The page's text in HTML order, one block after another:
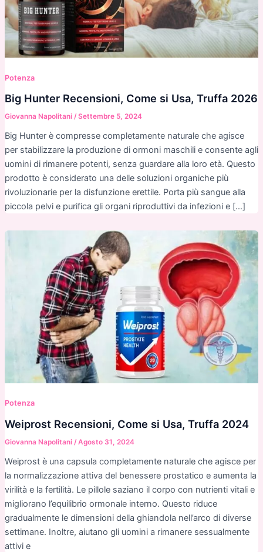
Potenza
Big Hunter Recensioni, Come si Usa, Truffa 2026
Giovanna Napolitani /Settembre 5, 2024
Big Hunter è compresse completamente naturale che agisce
per stabilizzare la produzione di ormoni maschili e consente agli
uomini di rimanere potenti, senza guardare alla loro età. Questo
prodotto è considerato una delle soluzioni organiche più
rivoluzionarie per la disfunzione erettile. Porta più sangue alla
piccola pelvi e purifica gli organi riproduttivi da infezioni e […]
Potenza
Weiprost Recensioni, Come si Usa, Truffa 2024
Giovanna Napolitani /Agosto 31, 2024
Weiprost è una capsula completamente naturale che agisce per
la normalizzazione attiva del benessere prostatico e aumenta la
virilità e la fertilità. Le pillole saziano il corpo con nutrienti vitali e
migliorano l’equilibrio ormonale interno. Questo riduce
gradualmente le dimensioni della ghiandola nell’arco di diverse
settimane. Inoltre, aiutano gli uomini a rimanere sessualmente
attivi e